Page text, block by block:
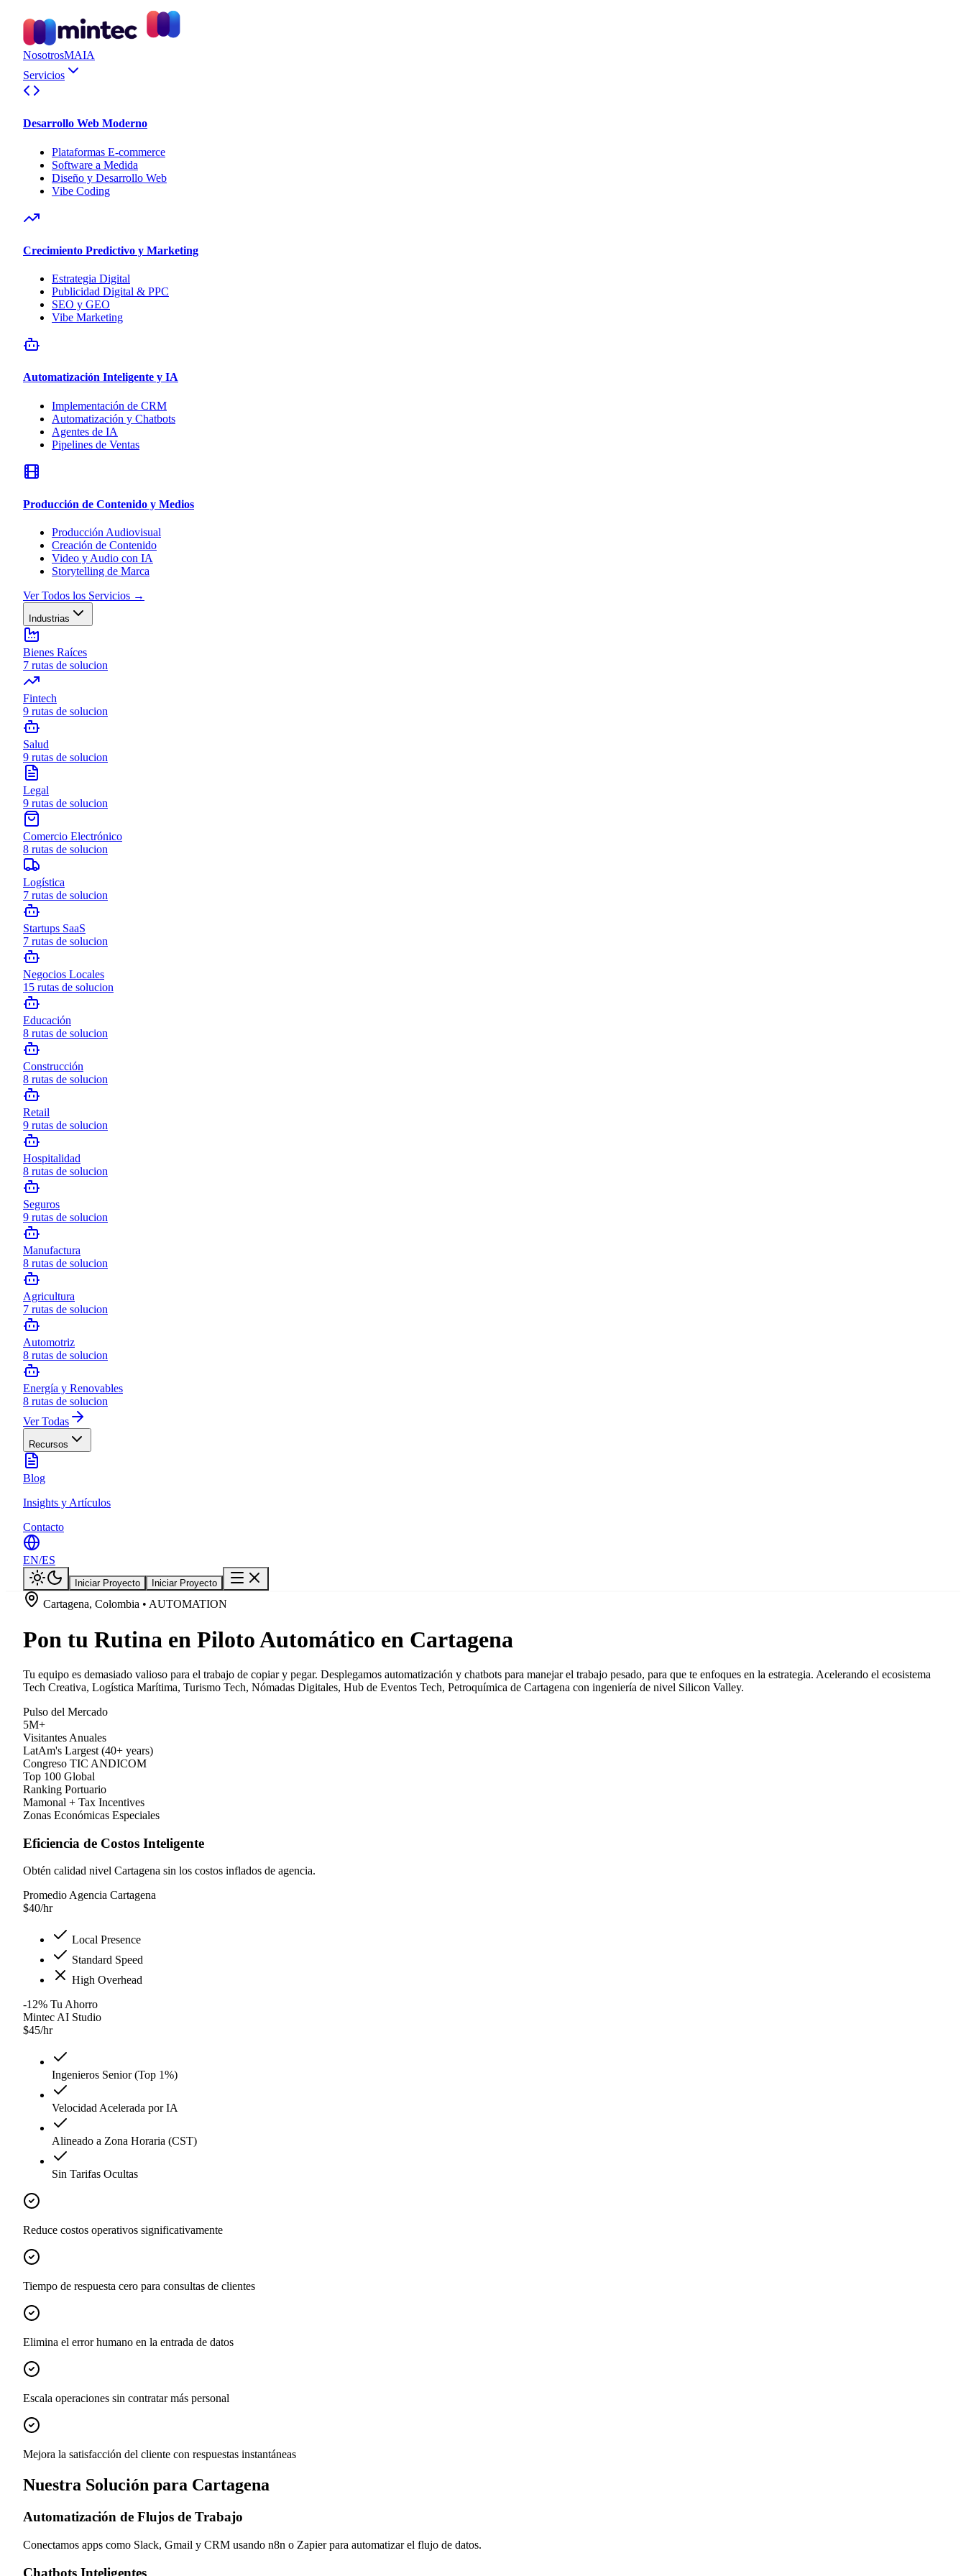
NosotrosMAIA
Servicios
Desarrollo Web Moderno
Plataformas E-commerce
Software a Medida
Diseño y Desarrollo Web
Vibe Coding
Crecimiento Predictivo y Marketing
Estrategia Digital
Publicidad Digital & PPC
SEO y GEO
Vibe Marketing
Automatización Inteligente y IA
Implementación de CRM
Automatización y Chatbots
Agentes de IA
Pipelines de Ventas
Producción de Contenido y Medios
Producción Audiovisual
Creación de Contenido
Video y Audio con IA
Storytelling de Marca
Ver Todos los Servicios →
Industrias
Bienes Raíces
7 rutas de solucion
Fintech
9 rutas de solucion
Salud
9 rutas de solucion
Legal
9 rutas de solucion
Comercio Electrónico
8 rutas de solucion
Logística
7 rutas de solucion
Startups SaaS
7 rutas de solucion
Negocios Locales
15 rutas de solucion
Educación
8 rutas de solucion
Construcción
8 rutas de solucion
Retail
9 rutas de solucion
Hospitalidad
8 rutas de solucion
Seguros
9 rutas de solucion
Manufactura
8 rutas de solucion
Agricultura
7 rutas de solucion
Automotriz
8 rutas de solucion
Energía y Renovables
8 rutas de solucion
Ver Todas
Recursos
Blog
Insights y Artículos
Contacto
EN/ES
Iniciar Proyecto Iniciar Proyecto
Cartagena, Colombia • AUTOMATION
Pon tu Rutina en Piloto Automático en Cartagena
Tu equipo es demasiado valioso para el trabajo de copiar y pegar. Desplegamos automatización y chatbots para manejar el trabajo pesado, para que te enfoques en la estrategia. Acelerando el ecosistema
Tech Creativa, Logística Marítima, Turismo Tech, Nómadas Digitales, Hub de Eventos Tech, Petroquímica de Cartagena con ingeniería de nivel Silicon Valley.
Pulso del Mercado
5M+
Visitantes Anuales
LatAm's Largest (40+ years)
Congreso TIC ANDICOM
Top 100 Global
Ranking Portuario
Mamonal + Tax Incentives
Zonas Económicas Especiales
Eficiencia de Costos Inteligente
Obtén calidad nivel Cartagena sin los costos inflados de agencia.
Promedio Agencia Cartagena
$40/hr
Local Presence
Standard Speed
High Overhead
-12% Tu Ahorro
Mintec AI Studio
$45/hr
Ingenieros Senior (Top 1%)
Velocidad Acelerada por IA
Alineado a Zona Horaria (CST)
Sin Tarifas Ocultas
Reduce costos operativos significativamente
Tiempo de respuesta cero para consultas de clientes
Elimina el error humano en la entrada de datos
Escala operaciones sin contratar más personal
Mejora la satisfacción del cliente con respuestas instantáneas
Nuestra Solución para Cartagena
Automatización de Flujos de Trabajo
Conectamos apps como Slack, Gmail y CRM usando n8n o Zapier para automatizar el flujo de datos.
Chatbots Inteligentes